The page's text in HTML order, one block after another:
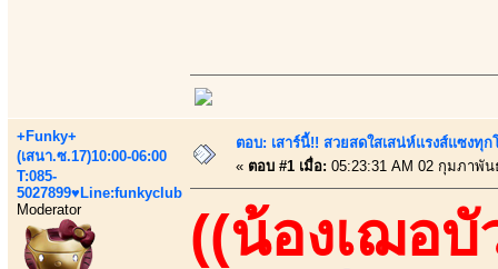
+Funky+
(เสนา.ซ.17)10:00-06:00
T:085-
5027899♥Line:funkyclub
Moderator
ตอบ: เสาร์นี้!! สวยสดใสเสน่ห์แรงส์แซงทุ
« ตอบ #1 เมื่อ: 05:23:31 AM 02 กุมภาพัน
((น้องเฌอบั